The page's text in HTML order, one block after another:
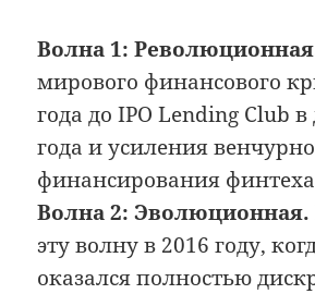
Волна 1:
мирового финансового
года до IPO Lending Club
года и усиления
финансирования финтеха
Волна 2: Эволюционная.
эту волну в 2016 году,
оказался полностью